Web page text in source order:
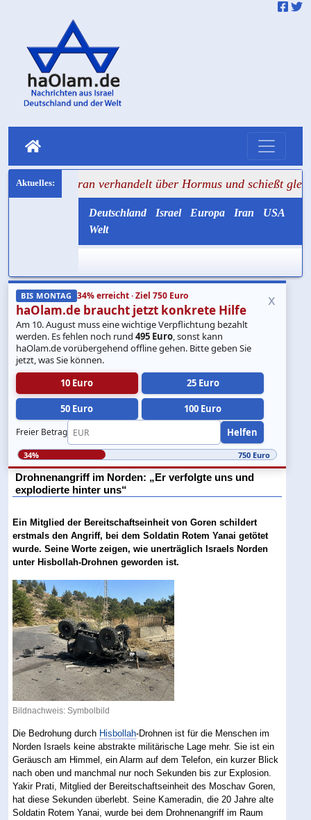
verhandelt über Hormus und schießt gleichzeitig auf
Deutschland Israel Europa Iran
USA
Welt
BIS MONTAG 34% erreicht · Ziel 750 Euro
haOlam.de braucht jetzt konkrete Hilfe
Am 10. August muss eine wichtige Verpflichtung bezahlt
werden. Es fehlen noch rund495 Euro, sonst kann
haOlam.de vorübergehend offline gehen. Bitte geben Sie
jetzt, was Sie können.
10 Euro
25 Euro
50 Euro 100 Euro
Freier Betrag Helfen
x
34% 750 Euro
Drohnenangriff im Norden: „Er verfolgte uns und
explodierte hinter uns“
Ein Mitglied der Bereitschaftseinheit von Goren schildert
erstmals den Angriff, bei dem Soldatin Rotem Yanai getötet
wurde. Seine Worte zeigen, wie unerträglich Israels Norden
unter Hisbollah-Drohnen geworden ist.
Bildnachweis: Symbolbild
Die Bedrohung durch Hisbollah-Drohnen ist für die Menschen im
Norden Israels keine abstrakte militärische Lage mehr. Sie ist ein
Geräusch am Himmel, ein Alarm auf dem Telefon, ein kurzer Blick
nach oben und manchmal nur noch Sekunden bis zur Explosion.
Yakir Prati, Mitglied der Bereitschaftseinheit des Moschav Goren,
hat diese Sekunden überlebt. Seine Kameradin, die 20 Jahre alte
Soldatin Rotem Yanai, wurde bei dem Drohnenangriff im Raum